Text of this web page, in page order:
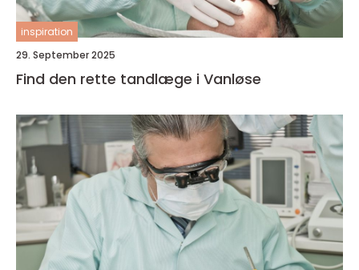
inspiration
29. September 2025
Find den rette tandlæge i Vanløse